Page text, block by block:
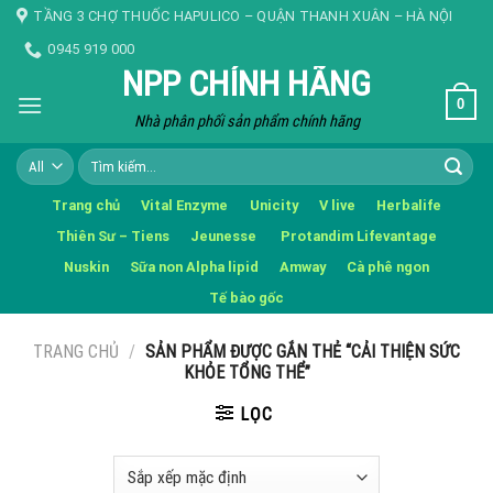
Skip TẦNG 3 CHỢ THUỐC HAPULICO – QUẬN THANH XUÂN – HÀ NỘI
0945 919 000
NPP CHÍNH HÃNG
Nhà phân phối sản phẩm chính hãng
0
Tìm
kiếm:
Trang chủ Vital Enzyme Unicity V live
Herbalife
Thiên Sư – Tiens
Jeunesse
Protandim Lifevantage
Nuskin
Sữa non Alpha lipid Amway
Cà phê ngon
Tế bào gốc
TRANG CHỦ / SẢN PHẨM ĐƯỢC GẮN THẺ “CẢI THIỆN SỨC
KHỎE TỔNG THỂ”
LỌC